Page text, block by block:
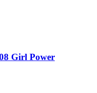
Girl Power